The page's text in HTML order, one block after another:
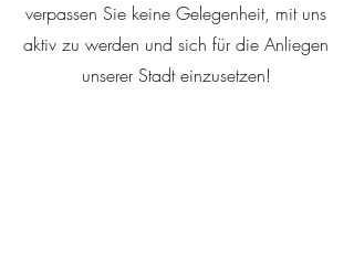
verpassen Sie keine Gelegenheit, mit uns
aktiv zu werden und sich für die Anliegen
unserer Stadt einzusetzen!